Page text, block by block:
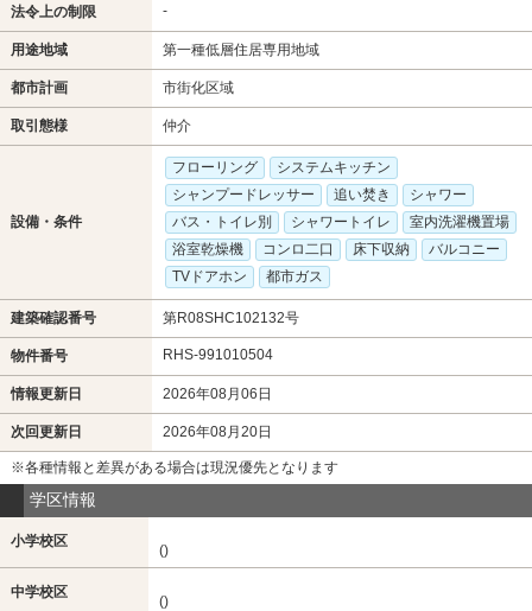
法令上の制限 -
用途地域 第一種低層住居専用地域
都市計画 市街化区域
取引態様 仲介
設備・条件
フローリング
システムキッチン
シャンプードレッサー
追い焚き
シャワー
バス・トイレ別
シャワートイレ
室内洗濯機置場
浴室乾燥機
コンロ二口 床下収納
バルコニー
TVドアホン
都市ガス
建築確認番号 第R08SHC102132号
物件番号 RHS-991010504
情報更新日 2026年08月06日
次回更新日 2026年08月20日
※各種情報と差異がある場合は現況優先となります
学区情報
小学校区
()
中学校区
()